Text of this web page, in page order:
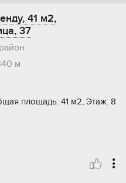
41 м2,
37
м
площадь: 41 м2, Этаж: 8